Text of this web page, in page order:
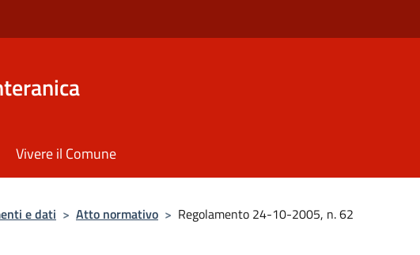
Vivere il Comune
e dati > Atto normativo > Regolamento 24-10-2005, n. 62